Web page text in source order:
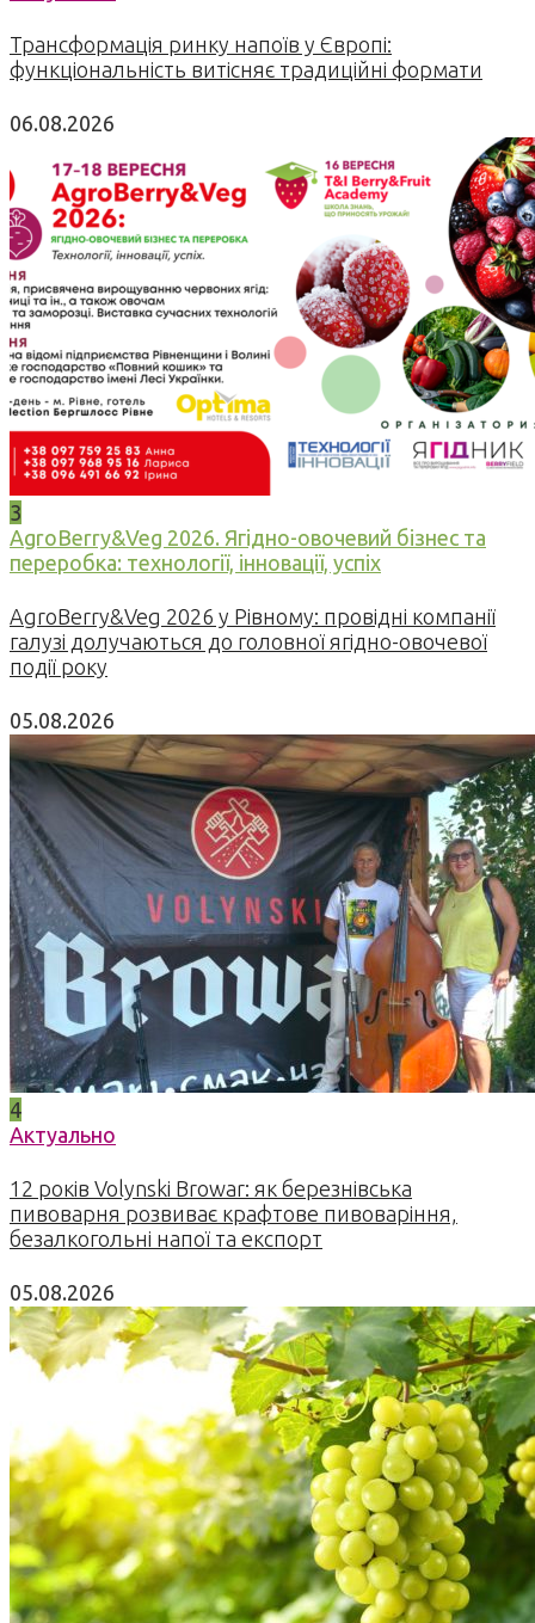
Трансформація ринку напоїв у Європі:
функціональність витісняє традиційні формати
06.08.2026
3
AgroBerry&Veg 2026. Ягідно-овочевий бізнес та
переробка: технології, інновації, успіх
AgroBerry&Veg 2026 у Рівному: провідні компанії
галузі долучаються до головної ягідно-овочевої
події року
05.08.2026
4
Актуально
12 років Volynski Browar: як березнівська
пивоварня розвиває крафтове пивоваріння,
безалкогольні напої та експорт
05.08.2026